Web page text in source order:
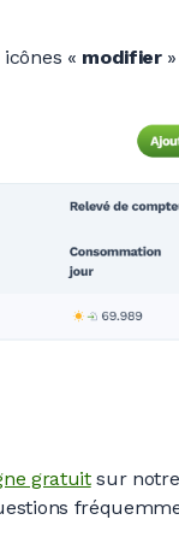
« modifier
gratuitsur notre